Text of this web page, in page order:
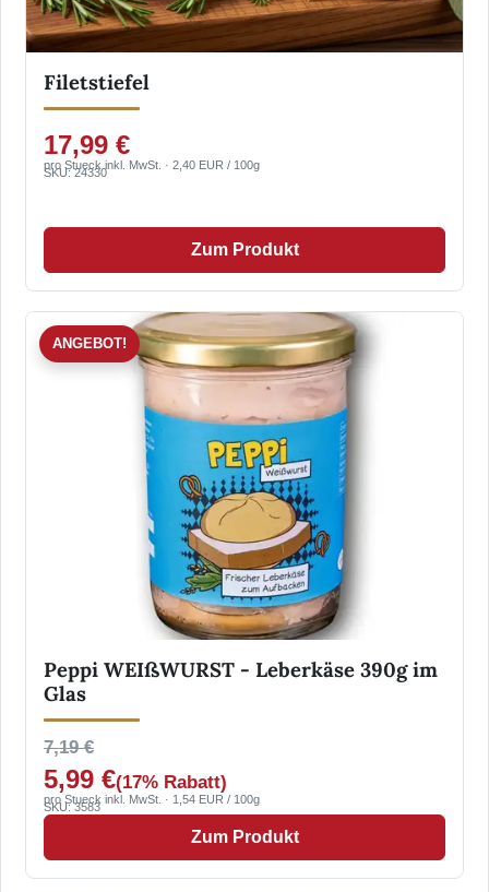
Filetstiefel
17,99 €
pro Stueck inkl. MwSt. · 2,40 EUR / 100g
SKU: 24330
Zum Produkt
ANGEBOT!
Peppi WEIßWURST - Leberkäse 390g im
Glas
7,19 €
5,99 €(17% Rabatt)
pro Stueck inkl. MwSt. · 1,54 EUR / 100g
SKU: 3583
Zum Produkt